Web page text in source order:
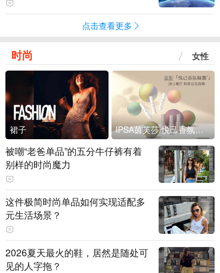
点击查看更多
时尚 女性
裙子 IPSA茵芙莎 悦己香氛凝露上市
被嘲“老爸单品”的五分牛仔裤有着
别样的时尚魔力
这件极简时尚单品如何实现适配多
元生活场景？
2026夏天最火的鞋，居然是随处可
见的人字拖？